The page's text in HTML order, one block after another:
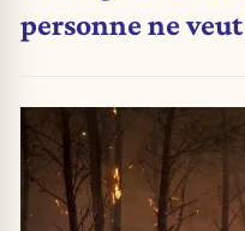
personne ne